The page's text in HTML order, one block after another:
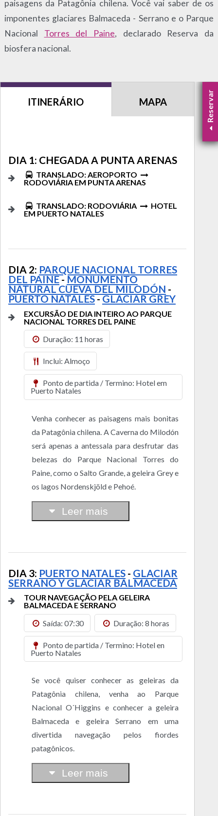
paisagens da Patagônia chilena. Você vai saber de os
imponentes glaciares Balmaceda - Serrano e o Parque
Nacional Torres del Paine, declarado Reserva da
biosfera nacional.
ITINERÁRIO MAPA
DIA 1: CHEGADA A PUNTA ARENAS
TRANSLADO: AEROPORTO
RODOVIÁRIA EM PUNTA ARENAS
TRANSLADO: RODOVIÁRIA
HOTEL
EM PUERTO NATALES
DIA 2: PARQUE NACIONAL TORRES
DEL PAINE-MONUMENTO
NATURAL CUEVA DEL MILODÓN -
PUERTO NATALES-GLACIAR GREY
EXCURSÃO DE DIA INTEIRO AO PARQUE
NACIONAL TORRES DEL PAINE
Duração: 11 horas
Inclui: Almoço
Ponto de partida / Termino: Hotel em
Puerto Natales
Venha conhecer as paisagens mais bonitas
da Patagônia chilena. A Caverna do Milodón
será apenas a antessala para desfrutar das
belezas do Parque Nacional Torres do
Paine, como o Salto Grande, a geleira Grey e
os lagos Nordenskjöld e Pehoé.
Leer mais
DIA 3: PUERTO NATALES - GLACIAR
SERRANO Y GLACIAR BALMACEDA
TOUR NAVEGAÇÃO PELA GELEIRA
BALMACEDA E SERRANO
Saída: 07:30
Duração: 8 horas
Ponto de partida / Termino: Hotel en
Puerto Natales
Se você quiser conhecer as geleiras da
Patagônia chilena, venha ao Parque
Nacional O´Higgins e conhecer a geleira
Balmaceda e geleira Serrano em uma
divertida navegação pelos fiordes
patagônicos.
Leer mais
Reservar